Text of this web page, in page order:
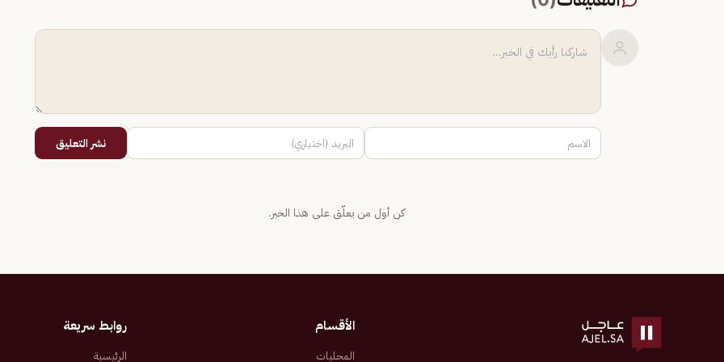
نشر التعليق
كن أول من يعلّق على هذا الخبر.
الأقسام
المحليات
روابط سريعة
الرئيسية